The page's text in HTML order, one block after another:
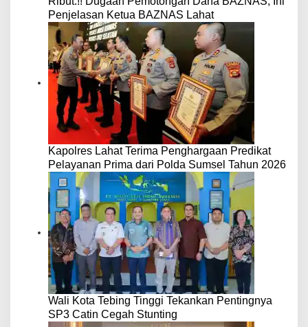
Penjelasan Ketua BAZNAS Lahat
Kapolres Lahat Terima Penghargaan Predikat
Pelayanan Prima dari Polda Sumsel Tahun 2026
Wali Kota Tebing Tinggi Tekankan Pentingnya
SP3 Catin Cegah Stunting